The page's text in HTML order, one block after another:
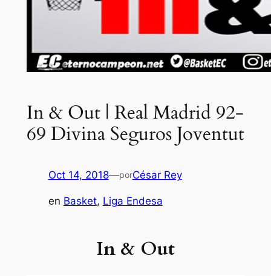
In & Out | Real Madrid 92-
69 Divina Seguros Joventut
Oct 14, 2018—porCésar Rey
en Basket, Liga Endesa
In & Out